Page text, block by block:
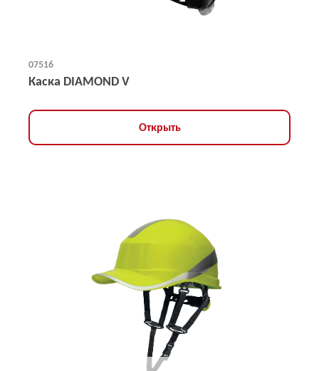
07516
Каска DIAMOND V
Открыть